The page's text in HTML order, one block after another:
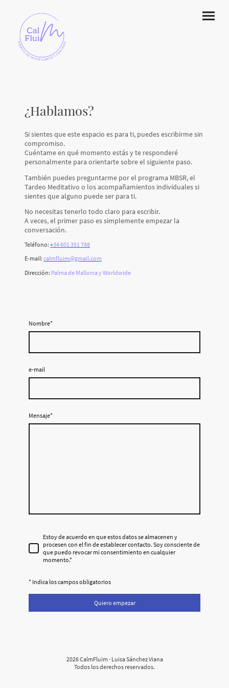
¿Hablamos?
Si sientes que este espacio es para ti, puedes escribirme sin
compromiso.
Cuéntame en qué momento estás y te responderé
personalmente para orientarte sobre el siguiente paso.
También puedes preguntarme por el programa MBSR, el
Tardeo Meditativo o los acompañamientos individuales si
sientes que alguno puede ser para ti.
No necesitas tenerlo todo claro para escribir.
A veces, el primer paso es simplemente empezar la
conversación.
Teléfono: +34 601 351 788
E-mail: calmfluim@gmail.com
Dirección: Palma de Mallorca y Worldwide
Nombre*
e-mail
Mensaje*
Estoy de acuerdo en que estos datos se almacenen y
procesen con el fin de establecer contacto. Soy consciente de
que puedo revocar mi consentimiento en cualquier
momento.*
* Indica los campos obligatorios
Quiero empezar
2026 CalmFluim · Luisa Sánchez Viana
Todos los derechos reservados.